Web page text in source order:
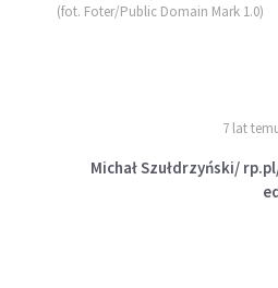
(fot. Foter/Public Domain Mark 1.0)
7 lat
Michał Szułdrzyński/